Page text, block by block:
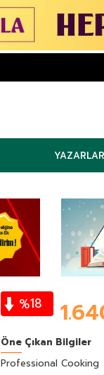
YAZARLAR
%18
Öne Çıkan Bilgiler
Professional Cooking